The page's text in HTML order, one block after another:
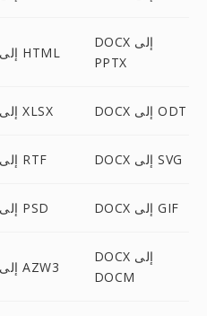
DOCX إلى HTML
DOCX إلى
PPTX
DOCX إلى XLSX DOCX إلى ODT
DOCX إلى RTF DOCX إلى SVG
DOCX إلى PSD DOCX إلى GIF
DOCX إلى AZW3
DOCX إلى
DOCM